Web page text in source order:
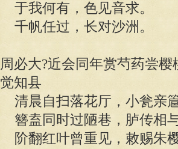
于我何有，色见音求。
千帆任过，长对沙洲。
周必大?近会同年赏芍药尝
觉知县
清晨自扫落花厅，小瓮亲
簪盍同时过陋巷，胪传相
阶翻红叶曾重见，敕赐朱